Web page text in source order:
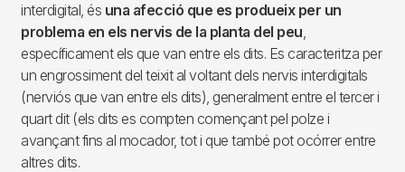
interdigital, és una afecció que es produeix per un
problema en els nervis de la planta del peu,
específicament els que van entre els dits. Es caracteritza per
un engrossiment del teixit al voltant dels nervis interdigitals
(nerviós que van entre els dits), generalment entre el tercer i
quart dit (els dits es compten començant pel polze i
avançant fins al mocador, tot i que també pot ocórrer entre
altres dits.